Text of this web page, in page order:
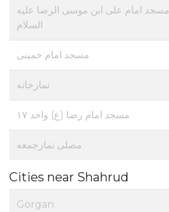
مسجد امام علی ابن موسی الرضا علیه
السلام
مسجد امام خمینی
نمازخانه
مسجد امام رضا (ع) واحد ۱۷
مصلی نمازجمعه
Cities near Shahrud
Gorgan